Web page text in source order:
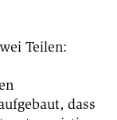
Teilen:
dass